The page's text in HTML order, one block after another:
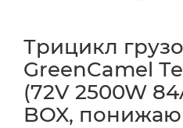
Трицикл
GreenCamel
(72V 2500W
BOX,